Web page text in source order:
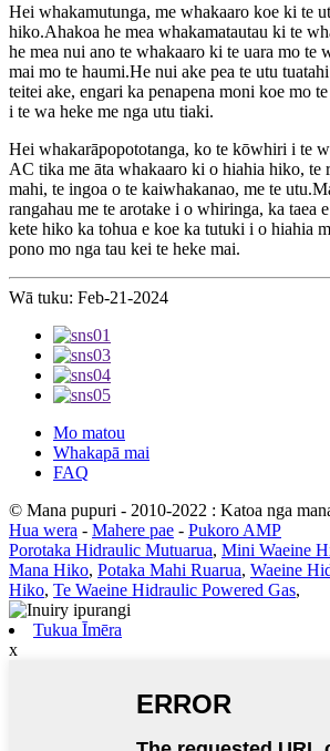
Hei whakamutunga, me whakaaro koe ki te
hiko.Ahakoa he mea whakamatautau ki te
he mea nui ano te whakaaro ki te uara mo te
mai mo te haumi.He nui ake pea te utu
teitei ake, engari ka penapena moni koe mo
i te wa heke me nga utu tiaki.
Hei whakarāpopototanga, ko te kōwhiri i te
AC tika me āta whakaaro ki o hiahia hiko, te
mahi, te ingoa o te kaiwhakanao, me te
rangahau me te arotake i o whiringa, ka taea
kete hiko ka tohua e koe ka tutuki i o hiahia
pono mo nga tau kei te heke mai.
Wā tuku: Feb-21-2024
Mo matou
Whakapā mai
FAQ
© Mana pupuri - 2010-2022 : Katoa nga
Hua wera - Mahere pae - Pukoro AMP
Porotaka Hidraulic Mutuarua, Mini Waeine
Mana Hiko, Potaka Mahi Ruarua, Waeine
Hiko, Te Waeine Hidraulic Powered Gas,
Tukua Īmēra
x